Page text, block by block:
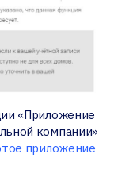
«Приложение
компании»
приложение